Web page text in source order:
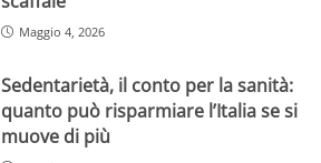
Maggio 4, 2026
Sedentarietà, il conto per la sanità:
quanto può risparmiare l’Italia se si
muove di più